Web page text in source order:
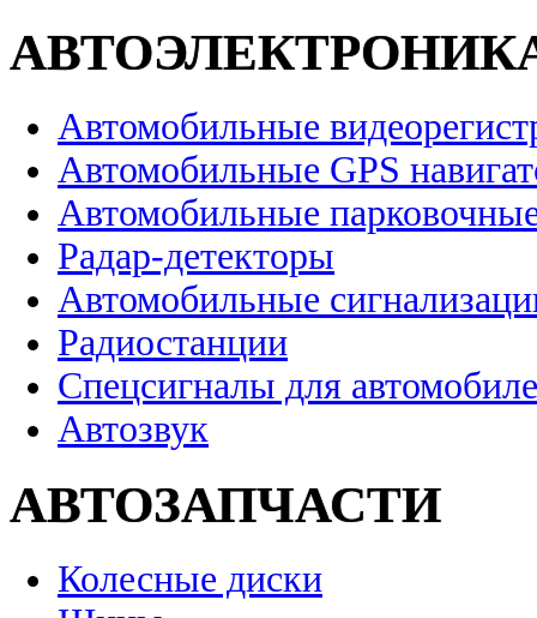
Автомобильные
Автомобильные GPS
Автомобильные
Радар-детекторы
Автомобильные
Радиостанции
Спецсигналы для
Автозвук
АВТОЗАПЧАСТИ
Колесные диски